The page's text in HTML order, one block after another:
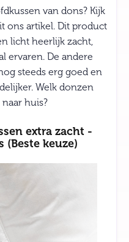
van dons? Kijk
ons artikel. Dit product
licht heerlijk zacht,
ervaren. De andere
steeds erg goed en
Welk donzen
huis?
extra zacht -
(Beste keuze)